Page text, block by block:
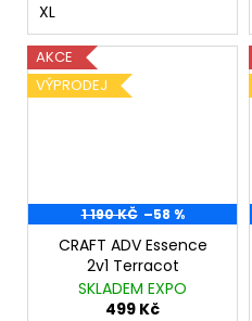
XL
AKCE
VÝPRODEJ
1 190 KČ –58 %
CRAFT ADV Essence
2v1 Terracot
SKLADEM EXPO
499 Kč